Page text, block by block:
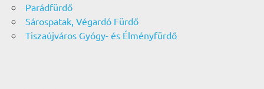
Parádfürdő
Sárospatak, Végardó Fürdő
Tiszaújváros Gyógy- és Élményfürdő